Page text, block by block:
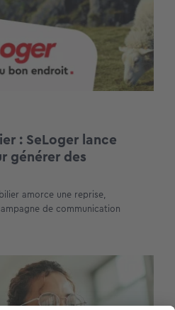
: SeLoger lance
générer des
amorce une reprise,
de communication